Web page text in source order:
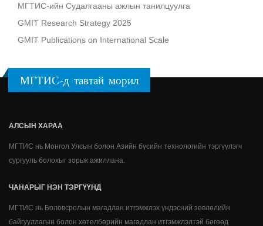
МГТИС-ийн Судалгааны ажлын танилцуулга
GMIT Research Strategy 2025
GMIT Publications on International Scale
МГТИС-д тавтай морил
АЛСЫН ХАРАА
МГТИС нь Монгол Улсын болон Азийн бүсийн технологийн тэргүүлэгч
сургууль болохыг зорьж ажиллана.
ЧАНАРЫГ НЭН ТЭРГҮҮНД
МГТИС нь Боловсролын магадлан итгэмжлэх үндэсний зөвлөлийн
байгууллагын болон хөтөлбөрийн магадлан итгэмжлэлтэй бөгөөд